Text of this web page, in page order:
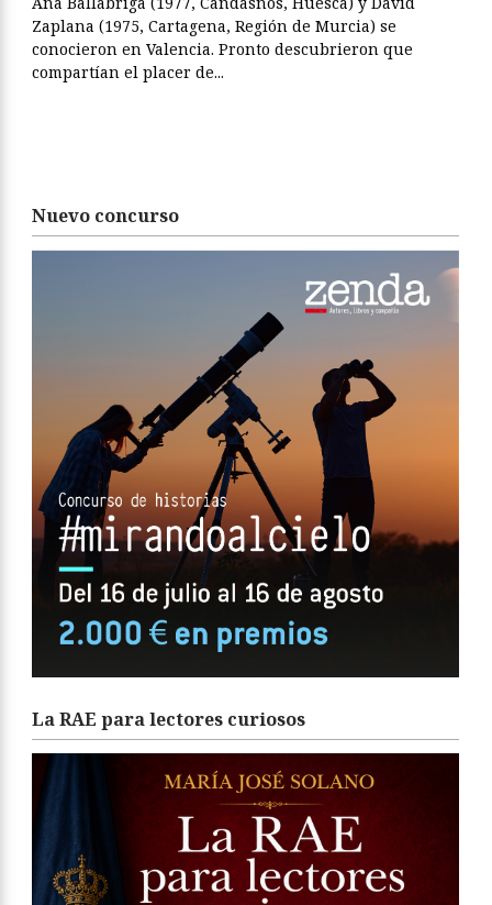
Zaplana (1975, Cartagena, Región de Murcia) se
conocieron en Valencia. Pronto descubrieron que
compartían el placer de...
Nuevo concurso
La RAE para lectores curiosos